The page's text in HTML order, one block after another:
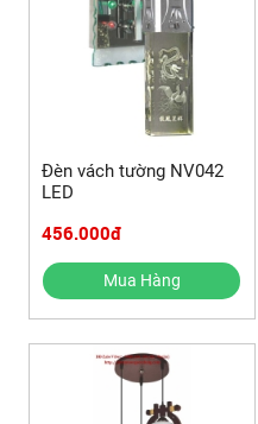
Đèn vách tường NV042
LED
456.000đ
Mua Hàng